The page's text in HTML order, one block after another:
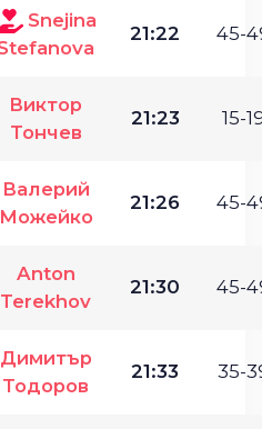
Snejina
21:22 45-
Виктор
Тончев
21:23 15-
Валерий
Можейко
21:26 45-
Anton
Terekhov
21:30 45-
Димитър
Тодоров
21:33 35-